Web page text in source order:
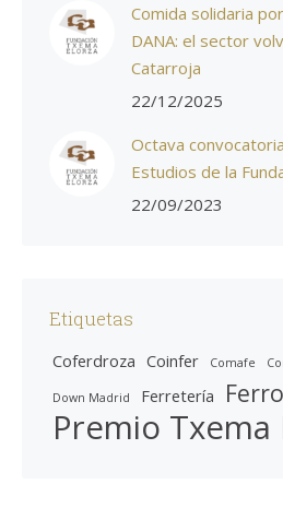
Comida solidaria
DANA: el sector
Catarroja
22/12/2025
Octava
Estudios de la
22/09/2023
Etiquetas
Coferdroza Coinfer Comafe
Down Madrid Ferretería
Premio Txema